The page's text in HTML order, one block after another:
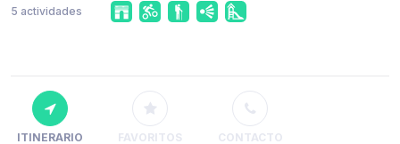
5 actividades
ITINERARIO FAVORITOS CONTACTO